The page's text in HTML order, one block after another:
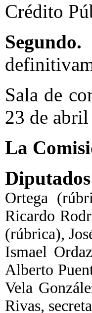
Crédito
Segundo.
Sala de
23 de
La
Ortega
Ricardo
(rúbrica),
Ismael
Alberto
Vela
Rivas,